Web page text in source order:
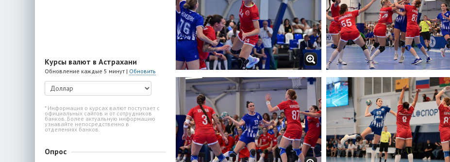
Курсы валют в Астрахани
Обновление каждые 5 минут | Обновить
* Информация о курсах валют поступает с
официальных сайтов и от сотрудников
банков. Более актуальную информацию
узнавайте непосредственно в
отделениях банков.
Опрос